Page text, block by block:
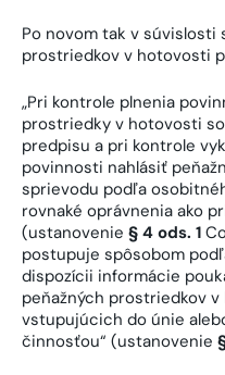
Po novom tak v súvislosti
prostriedkov v hotovosti
„Pri kontrole plnenia
prostriedky v hotovosti
predpisu a pri kontrole
povinnosti nahlásiť
sprievodu podľa
rovnaké oprávnenia ako
(ustanovenie § 4 ods. 1
postupuje spôsobom
dispozícii informácie
peňažných prostriedkov
vstupujúcich do únie
činnosťou“ (ustanovenie